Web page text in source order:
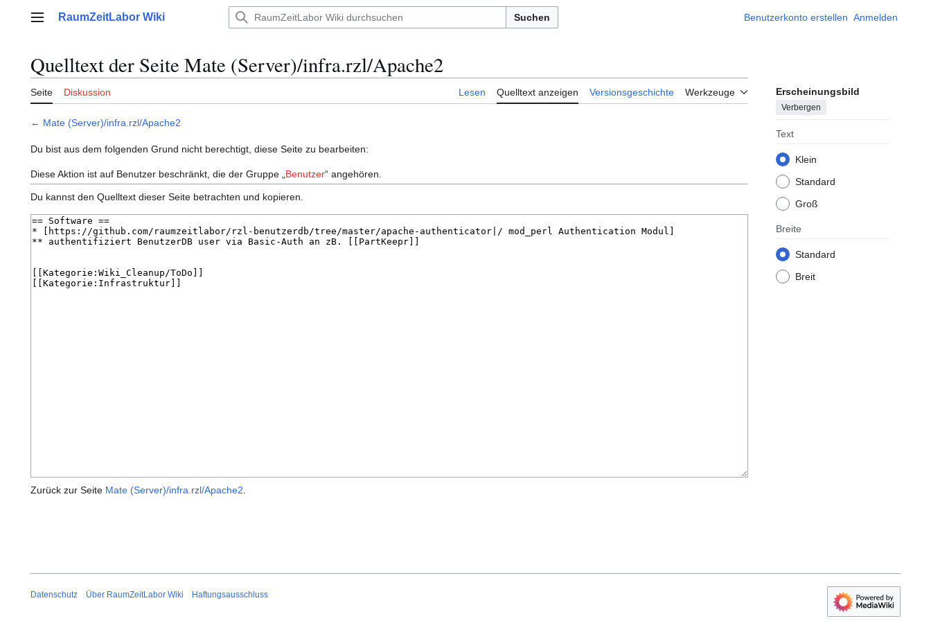
Hauptmenü
RaumZeitLabor Wiki Suchen Benutzerkonto erstellen Anmelden
Quelltext der Seite Mate (Server)/infra.rzl/Apache2
Seite Diskussion Lesen Quelltext anzeigen Versionsgeschichte Werkzeuge Erscheinungsbild
Verbergen
Text
Klein
Standard
Groß
Breite
Standard
Breit
← Mate (Server)/infra.rzl/Apache2
Du bist aus dem folgenden Grund nicht berechtigt, diese Seite zu bearbeiten:
Diese Aktion ist auf Benutzer beschränkt, die der Gruppe „ Benutzer“ angehören.
Du kannst den Quelltext dieser Seite betrachten und kopieren.
Zurück zur Seite Mate (Server)/infra.rzl/Apache2
Datenschutz Über RaumZeitLabor Wiki Haftungsausschluss